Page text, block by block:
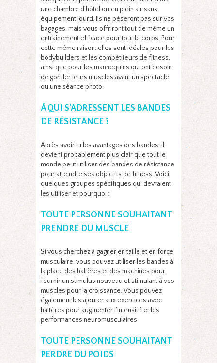
une chambre d’hôtel ou en plein air sans
équipement lourd. Ils ne pèseront pas sur vos
bagages, mais vous offriront tout de même un
entraînement efficace pour tout le corps. Pour
cette même raison, elles sont idéales pour les
bodybuilders et les compétiteurs de fitness,
ainsi que pour les mannequins qui ont besoin
de gonfler leurs muscles avant un spectacle
ou une séance photo.
À QUI S’ADRESSENT LES BANDES
DE RÉSISTANCE ?
Après avoir lu les avantages des bandes, il
devient probablement plus clair que tout le
monde peut utiliser des bandes de résistance
pour atteindre ses objectifs de fitness. Voici
quelques groupes spécifiques qui devraient
les utiliser et pourquoi :
TOUTE PERSONNE SOUHAITANT
PRENDRE DU MUSCLE
Si vous cherchez à gagner en taille et en force
musculaire, vous pouvez utiliser les bandes à
la place des haltères et des machines pour
fournir un stimulus nouveau et stimulant à vos
muscles pour la croissance. Vous pouvez
également les ajouter aux exercices avec
haltères pour augmenter l’intensité et les
performances neuromusculaires.
TOUTE PERSONNE SOUHAITANT
PERDRE DU POIDS